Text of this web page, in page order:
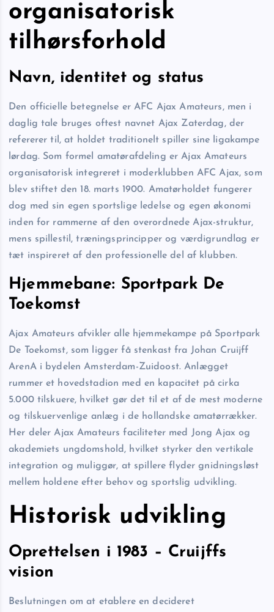
organisatorisk
tilhørsforhold
Navn, identitet og status
Den officielle betegnelse er AFC Ajax Amateurs, men i
daglig tale bruges oftest navnet Ajax Zaterdag, der
refererer til, at holdet traditionelt spiller sine ligakampe
lørdag. Som formel amatørafdeling er Ajax Amateurs
organisatorisk integreret i moderklubben AFC Ajax, som
blev stiftet den 18. marts 1900. Amatørholdet fungerer
dog med sin egen sportslige ledelse og egen økonomi
inden for rammerne af den overordnede Ajax-struktur,
mens spillestil, træningsprincipper og værdigrundlag er
tæt inspireret af den professionelle del af klubben.
Hjemmebane: Sportpark De
Toekomst
Ajax Amateurs afvikler alle hjemmekampe på Sportpark
De Toekomst, som ligger få stenkast fra Johan Cruijff
ArenA i bydelen Amsterdam-Zuidoost. Anlægget
rummer et hovedstadion med en kapacitet på cirka
5.000 tilskuere, hvilket gør det til et af de mest moderne
og tilskuer­venlige anlæg i de hollandske amatør­rækker.
Her deler Ajax Amateurs faciliteter med Jong Ajax og
akademiets ungdomshold, hvilket styrker den vertikale
integration og muliggør, at spillere flyder gnidningsløst
mellem holdene efter behov og sportslig udvikling.
Historisk udvikling
Oprettelsen i 1983 – Cruijffs
vision
Beslutningen om at etablere en decideret